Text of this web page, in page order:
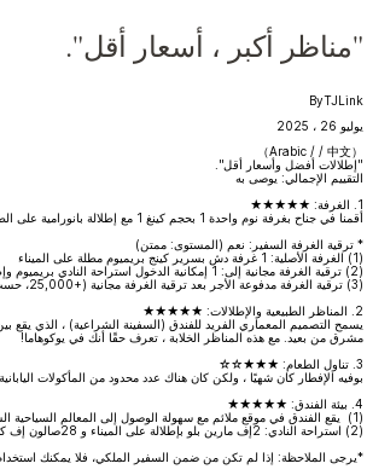
"مناظر أكبر ، أسعار أقل".
ByTJLink
يوليو 26 ، 2025
（Arabic / / 中文）
"إطلالات أفضل وأسعار أقل".
التقييم الإجمالي: يوصى به
1. الغرفة: ★★★★★
أقمنا في جناح بغرفة نوم واحدة 1 بحجم كينغ 1 مع إطلالة بانورامية على الطابق العلوي — وهو جناح فاخر يقع على حافة الفندق ، ويوفر إطلالات على كل من الميناء والمدينة. كان عازل الصوت ممتازًا ، وكانت جودة السماعات داخل الغرفة رائعة.
* ترقية الغرفة السفير: نعم (المستوى: ممتن)
(1) الغرفة الأصلية: 1 غرفة دش بسرير كينج بريميوم مطلة على الميناء
(2) ترقية الغرفة مجانية إلى: 1 إمكانية الدخول استراحة النادي بريميوم وإطلالة على المرفأ
(3) ترقية الغرفة مدفوعة الأجر بعد ترقية الغرفة مجانية (+25,000، حسب المواسم): 1 جناح 1 كينج بإطلالة بانورامية على الطابق العلوي (24فهرنهايت)
2. المناظر الطبيعية والإطلالات: ★★★★★
يسمح التصميم المعماري الفريد للفندق (السفينة الشراعية) ، الذي يقع
مشرق من بعيد. مع هذه المناظر الخلابة ، تعرف حقًا أنك في يوكوهاما!
3. تناول الطعام: ★★★☆☆
بوفيه الإفطار كان شهيًا ، ولكن كان هناك عدد محدود من المأكولات
4. بيئة الفندق: ★★★★★
(1) يقع الفندق في موقع ملائم مع سهولة الوصول إلى المعالم السياحية الشهيرة مثل يوكوهاما كوزموورلد ، ومتحف كوب نودلز ، ومستودع الطوب الأحمر ، وحديقة سانكين ، والمزيد.
(2) استراحة النادي: 2إف مارين بلو بإطلالة على الميناء و 28صالون إف كلوب بإطلالة واسعة على المدينة
*يرجى الملاحظة: إذا لم تكن من ضمن السفير الملكي، فلا يمكنك استخدام